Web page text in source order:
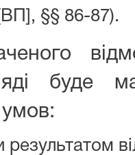
§§ 86-87).
буде
результатом